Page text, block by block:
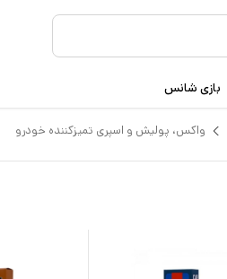
بازی شانس
واکس، پولیش و اسپری تمیزکننده خودرو